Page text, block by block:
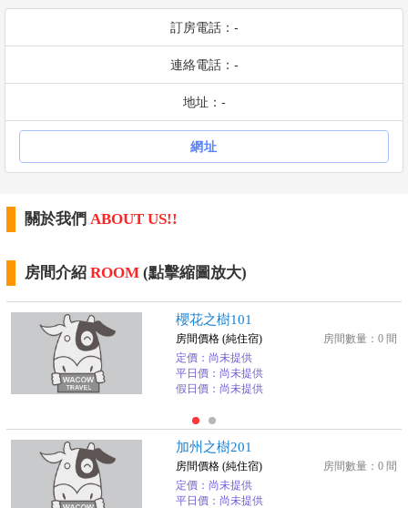
訂房電話：-
連絡電話：-
地址：-
網址
關於我們 ABOUT US!!
房間介紹 ROOM (點擊縮圖放大)
櫻花之樹101
房間數量：0 間
房間價格 (純住宿)
定價：尚未提供
平日價：尚未提供
假日價：尚未提供
加州之樹201
房間數量：0 間
房間價格 (純住宿)
定價：尚未提供
平日價：尚未提供